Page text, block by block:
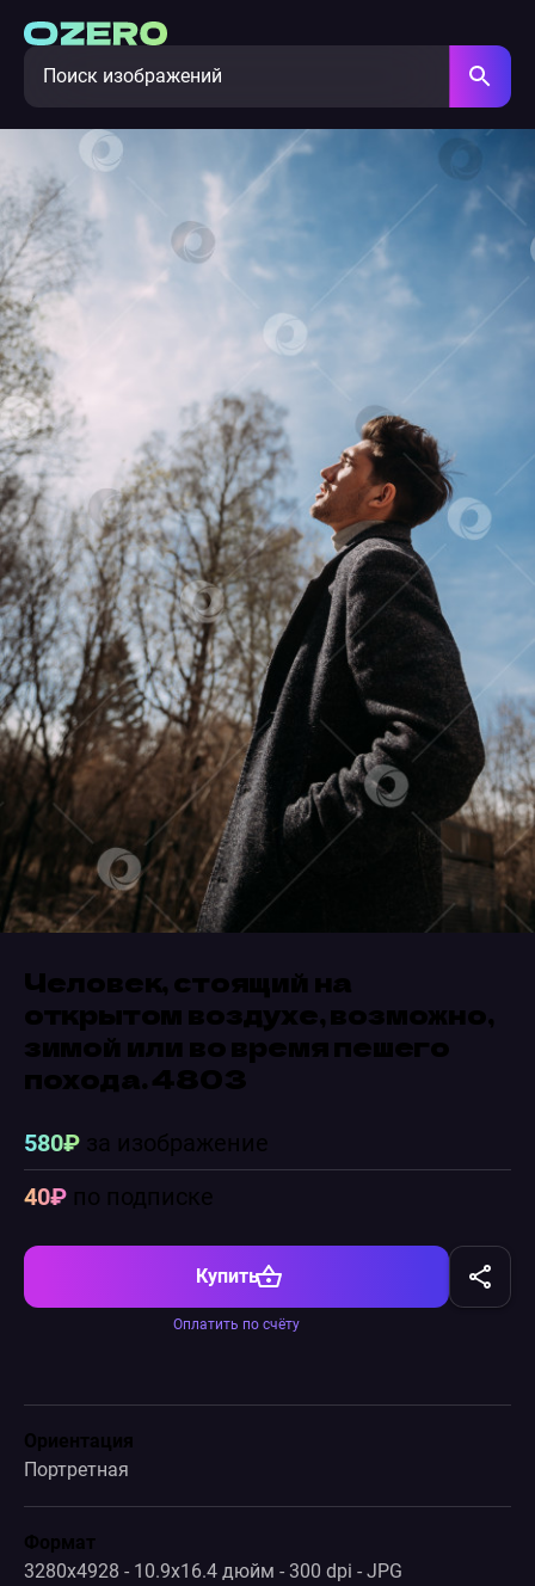
Человек, стоящий на
открытом воздухе, возможно,
зимой или во время пешего
похода. 4803
580₽за изображение
40₽по подписке
Купить
Оплатить по счёту
Ориентация
Портретная
Формат
3280x4928 - 10.9x16.4 дюйм - 300 dpi - JPG